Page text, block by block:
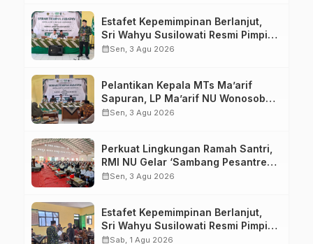
Estafet Kepemimpinan Berlanjut,
Sri Wahyu Susilowati Resmi Pimpin
MTs Ma’arif Sapuran
calendar_monthSen, 3 Agu 2026
Pelantikan Kepala MTs Ma’arif
Sapuran, LP Ma’arif NU Wonosobo
Tekankan Lima Amanah
calendar_monthSen, 3 Agu 2026
Perkuat Lingkungan Ramah Santri,
RMI NU Gelar ‘Sambang Pesantren’
di Pati
calendar_monthSen, 3 Agu 2026
Estafet Kepemimpinan Berlanjut,
Sri Wahyu Susilowati Resmi Pimpin
MTs Ma’arif Sapuran
calendar_monthSab, 1 Agu 2026